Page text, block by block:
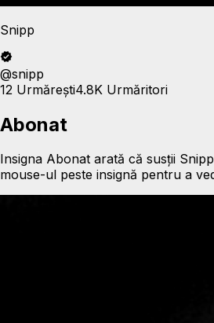
Snipp
@snipp
12 Urmărești4.8K Urmăritori
Abonat
Insigna Abonat arată că susții
mouse-ul peste insignă pentru a